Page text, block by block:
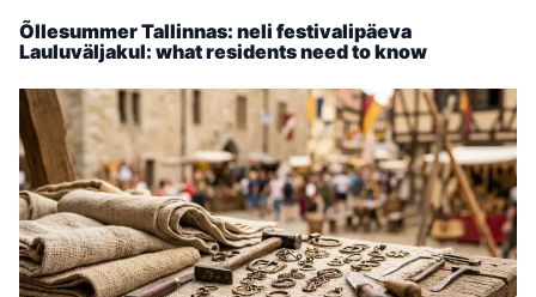
Õllesummer Tallinnas: neli festivalipäeva
Lauluväljakul: what residents need to know